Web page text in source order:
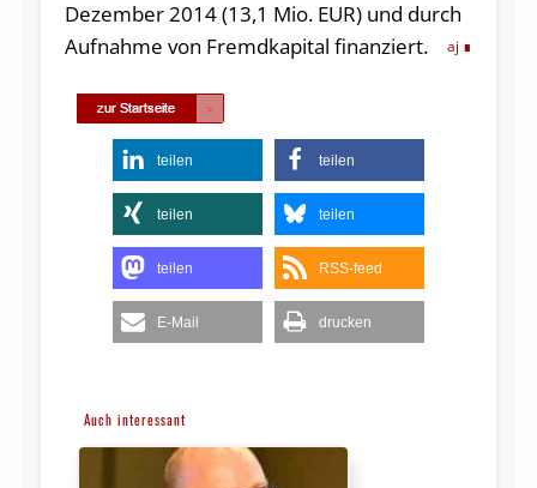
Dezember 2014 (13,1 Mio. EUR) und durch
Aufnahme von Fremdkapital finanziert.
aj
teilen teilen
teilen teilen
teilen RSS-feed
E-Mail drucken
Auch interessant